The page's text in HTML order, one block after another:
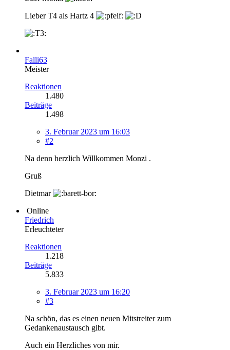
Lieber T4 als Hartz 4
Falli63
Meister
Reaktionen
1.480
Beiträge
1.498
3. Februar 2023 um 16:03
#2
Na denn herzlich Willkommen Monzi .
Gruß
Dietmar
Online
Friedrich
Erleuchteter
Reaktionen
1.218
Beiträge
5.833
3. Februar 2023 um 16:20
#3
Na schön, das es einen neuen Mitstreiter zum
Gedankenaustausch gibt.
Auch ein Herzliches von mir.